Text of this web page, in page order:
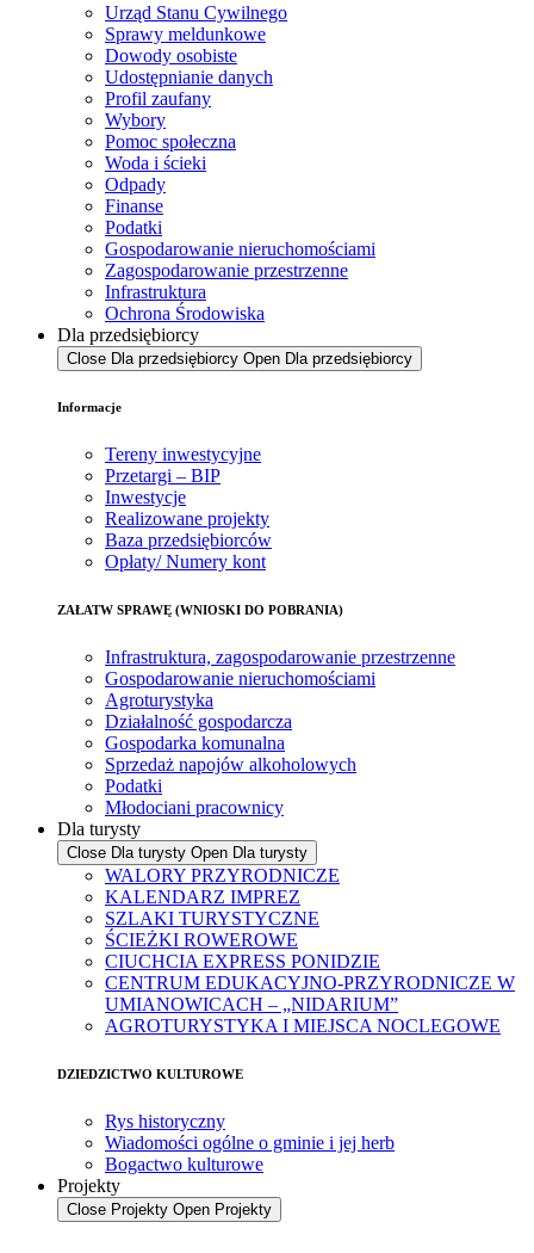
Urząd Stanu Cywilnego
Sprawy meldunkowe
Dowody osobiste
Udostępnianie danych
Profil zaufany
Wybory
Pomoc społeczna
Woda i ścieki
Odpady
Finanse
Podatki
Gospodarowanie nieruchomościami
Zagospodarowanie przestrzenne
Infrastruktura
Ochrona Środowiska
Dla przedsiębiorcy
Close Dla przedsiębiorcy Open Dla przedsiębiorcy
Informacje
Tereny inwestycyjne
Przetargi – BIP
Inwestycje
Realizowane projekty
Baza przedsiębiorców
Opłaty/ Numery kont
ZAŁATW SPRAWĘ (WNIOSKI DO POBRANIA)
Infrastruktura, zagospodarowanie przestrzenne
Gospodarowanie nieruchomościami
Agroturystyka
Działalność gospodarcza
Gospodarka komunalna
Sprzedaż napojów alkoholowych
Podatki
Młodociani pracownicy
Dla turysty
Close Dla turysty Open Dla turysty
WALORY PRZYRODNICZE
KALENDARZ IMPREZ
SZLAKI TURYSTYCZNE
ŚCIEŻKI ROWEROWE
CIUCHCIA EXPRESS PONIDZIE
CENTRUM EDUKACYJNO-PRZYRODNICZE W
UMIANOWICACH – „NIDARIUM”
AGROTURYSTYKA I MIEJSCA NOCLEGOWE
DZIEDZICTWO KULTUROWE
Rys historyczny
Wiadomości ogólne o gminie i jej herb
Bogactwo kulturowe
Projekty
Close Projekty Open Projekty